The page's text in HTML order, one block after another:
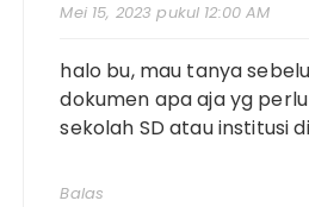
Mei 15, 2023 pukul 12:00 AM
halo bu, mau tanya
dokumen apa aja yg
sekolah SD atau institusi
Balas